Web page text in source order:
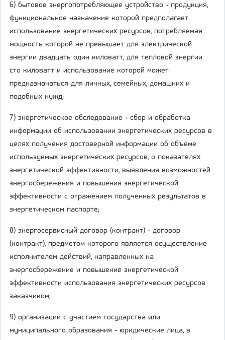
6) бытовое энергопотребляющее устройство - продукция,
функциональное назначение которой предполагает
использование энергетических ресурсов, потребляемая
мощность которой не превышает для электрической
энергии двадцать один киловатт, для тепловой энергии
сто киловатт и использование которой может
предназначаться для личных, семейных, домашних и
подобных нужд;
7) энергетическое обследование - сбор и обработка
информации об использовании энергетических ресурсов в
целях получения достоверной информации об объеме
используемых энергетических ресурсов, о показателях
энергетической эффективности, выявления возможностей
энергосбережения и повышения энергетической
эффективности с отражением полученных результатов в
энергетическом паспорте;
8) энергосервисный договор (контракт) - договор
(контракт), предметом которого является осуществление
исполнителем действий, направленных на
энергосбережение и повышение энергетической
эффективности использования энергетических ресурсов
заказчиком;
9) организации с участием государства или
муниципального образования - юридические лица, в